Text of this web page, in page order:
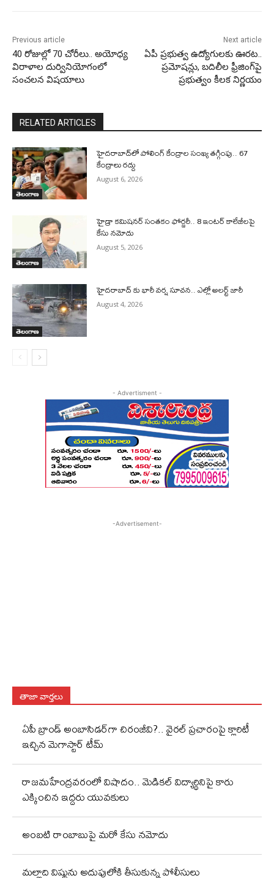
Previous article
40 రోజుల్లో 70 చోరీలు.. అయోధ్య
విరాళాల దుర్వినియోగంలో
సంచలన విషయాలు
Next article
ఏపీ ప్రభుత్వ ఉద్యోగులకు ఊరట..
ప్రమోషన్లు, బదిలీల ఫ్రీజింగ్‌పై
ప్రభుత్వం కీలక నిర్ణయం
RELATED ARTICLES
తెలంగాణ
హైదరాబాద్‌లో పోలింగ్‌ కేంద్రాల సంఖ్య తగ్గింపు.. 67
కేంద్రాలు రద్దు
August 6, 2026
తెలంగాణ
హైడ్రా కమిషనర్ సంతకం ఫోర్జరీ.. 8 ఇంటర్ కాలేజీలపై
కేసు నమోదు
August 5, 2026
తెలంగాణ
హైదరాబాద్ కు భారీ వర్ష సూచన.. ఎల్లో అలర్ట్ జారీ
August 4, 2026
- Advertisment -
-Advertisement-
తాజా వార్తలు
ఏపీ బ్రాండ్ అంబాసిడర్‌గా చిరంజీవి?.. వైరల్ ప్రచారంపై క్లారిటీ
ఇచ్చిన మెగాస్టార్ టీమ్
రాజమహేంద్రవరంలో విషాదం.. మెడికల్ విద్యార్థినిపై కారు
ఎక్కించిన ఇద్దరు యువకులు
అంబటి రాంబాబుపై మరో కేసు నమోదు
మల్లాది విష్ణును అదుపులోకి తీసుకున్న పోలీసులు